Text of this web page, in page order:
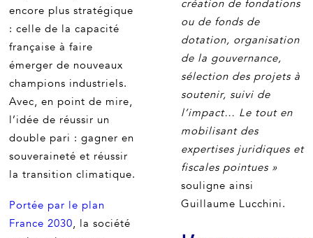
création de fondations
ou de fonds de
dotation, organisation
de la gouvernance,
sélection des projets à
soutenir, suivi de
l’impact… Le tout en
mobilisant des
expertises juridiques et
fiscales pointues »
souligne ainsi
Guillaume Lucchini.
encore plus stratégique
: celle de la capacité
française à faire
émerger de nouveaux
champions industriels.
Avec, en point de mire,
l’idée de réussir un
double pari : gagner en
souveraineté et réussir
la transition climatique.
Portée par le plan
France 2030, la société